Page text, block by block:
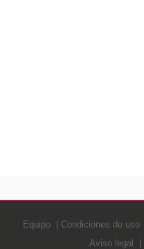
Equipo Condiciones de uso
Aviso legal